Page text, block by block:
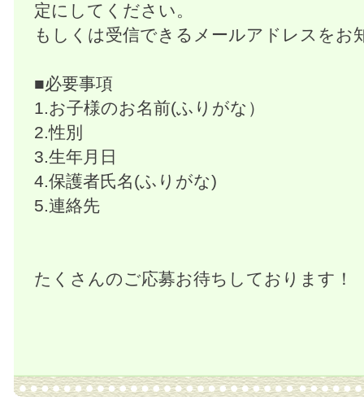
定にしてください。
もしくは受信できるメールアドレスをお
■必要事項
1.お子様のお名前(ふりがな）
2.性別
3.生年月日
4.保護者氏名(ふりがな)
5.連絡先
たくさんのご応募お待ちしております！